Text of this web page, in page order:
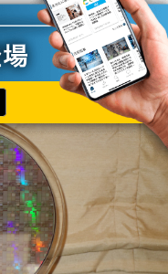
用 - IC Insights調べ